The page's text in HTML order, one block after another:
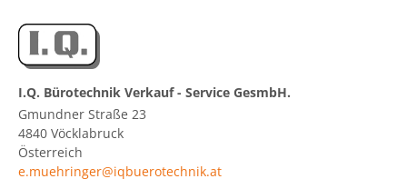
I.Q. Bürotechnik Verkauf - Service GesmbH.
Gmundner Straße 23
4840 Vöcklabruck
Österreich
e.muehringer@iqbuerotechnik.at